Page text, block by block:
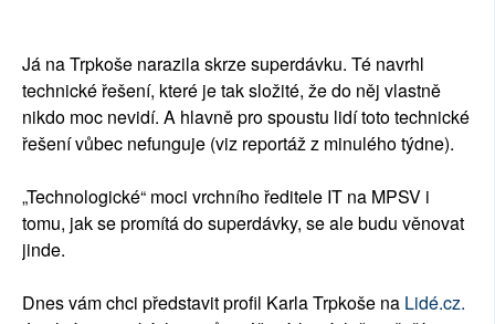
Já na Trpkoše narazila skrze superdávku. Té navrhl
technické řešení, které je tak složité, že do něj vlastně
nikdo moc nevidí. A hlavně pro spoustu lidí toto technické
řešení vůbec nefunguje (viz reportáž z minulého týdne).
„Technologické“ moci vrchního ředitele IT na MPSV i
tomu, jak se promítá do superdávky, se ale budu věnovat
jinde.
Dnes vám chci představit profil Karla Trpkoše na Lidé.cz.